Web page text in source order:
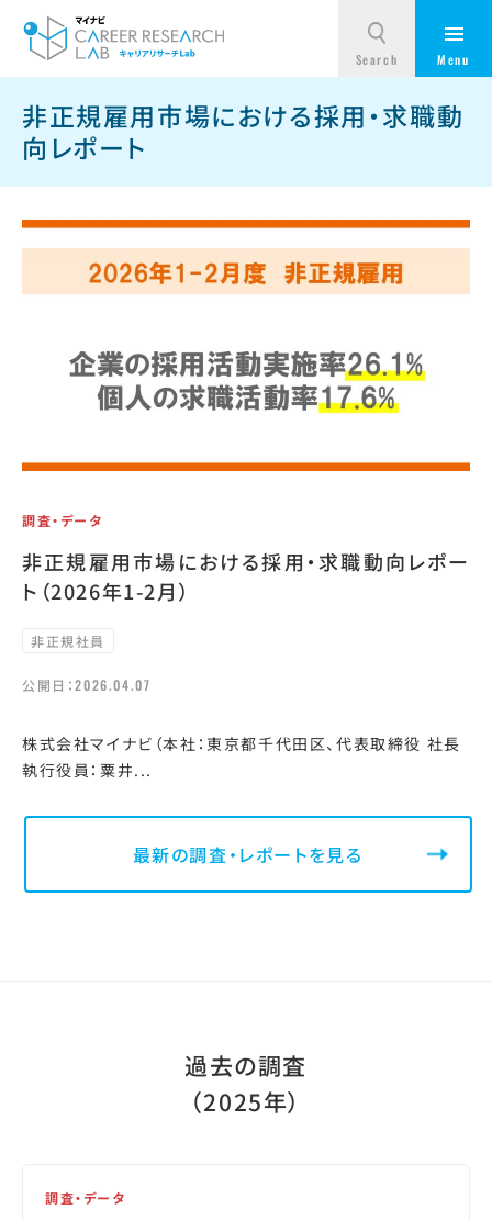
非正規雇用市場における採用・求職動
向レポート
調査・データ
非正規雇用市場における採用・求職動向レポー
ト（2026年1-2月）
非正規社員
公開日：2026.04.07
株式会社マイナビ（本社：東京都千代田区、代表取締役 社長
執行役員：粟井...
最新の調査・レポートを見る
過去の調査
（2025年）
調査・データ